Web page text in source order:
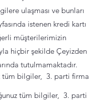
ulaşması ve bunları
istenen kredi kartı
müşterilerimizin
hiçbir şekilde Çeyizden
tutulmamaktadır.
tüm bilgiler, 3. parti firma
tüm bilgiler, 3. parti